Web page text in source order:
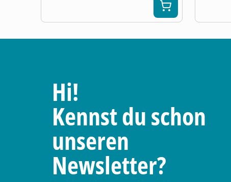
Hi!
Kennst du schon
unseren
Newsletter?